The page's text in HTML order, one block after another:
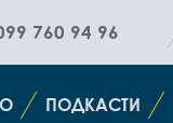
760 94 96
ПОДКАСТИ